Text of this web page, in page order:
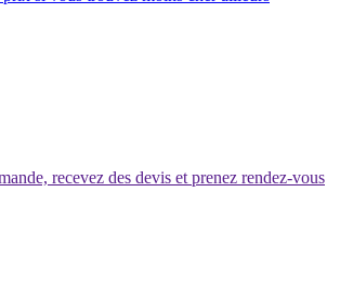
recevez des devis et prenez rendez-vous